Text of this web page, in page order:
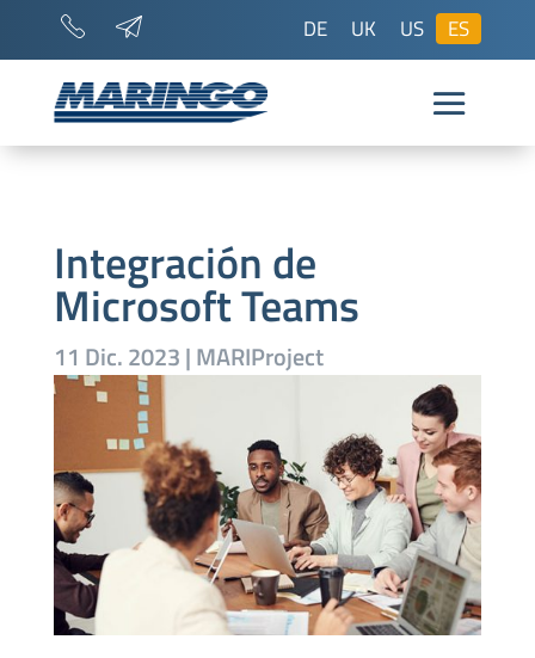
DE UK US ES
Integración de
Microsoft Teams
11 Dic. 2023|MARIProject